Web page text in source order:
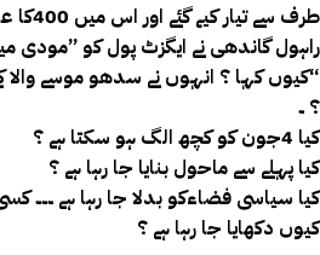
طرف سے تیار کیے گئے اور اس میں 400کا عدد ہی کیوں چنا گیا ؟
راہول گاندھی نے ایگزٹ پول کو ”مودی
؟ ۔
کیا 4جون کو کچھ الگ ہو سکتا ہے ؟
کیا پہلے سے ماحول بنایا جا رہا ہے ؟
کیا سیاسی فضاءکو بدلا جا رہا ہے ۔۔۔
کیوں دکھایا جا رہا ہے ؟